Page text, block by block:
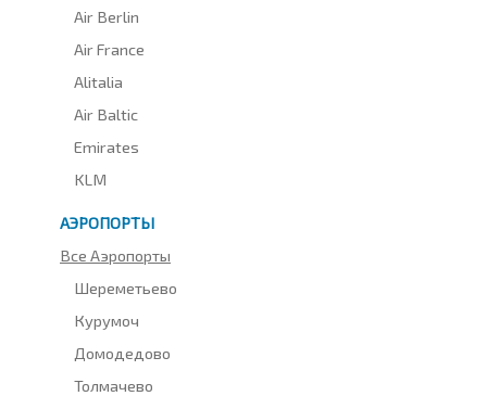
Air Berlin
Air France
Alitalia
Air Baltic
Emirates
KLM
АЭРОПОРТЫ
Все Аэропорты
Шереметьево
Курумоч
Домодедово
Толмачево